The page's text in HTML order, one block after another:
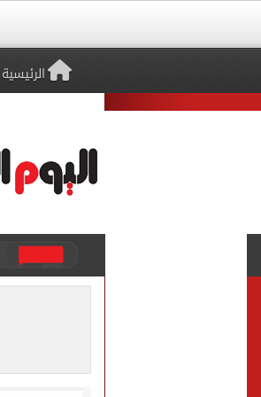
الرئيسية